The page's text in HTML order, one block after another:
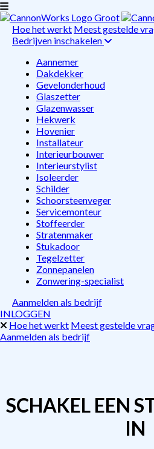
Hoe het werkt Meest gestelde
Bedrijven inschakelen
Aannemer
Dakdekker
Gevelonderhoud
Glaszetter
Glazenwasser
Hekwerk
Hovenier
Installateur
Interieurbouwer
Interieurstylist
Isoleerder
Schilder
Schoorsteenveger
Servicemonteur
Stoffeerder
Stratenmaker
Stukadoor
Tegelzetter
Zonnepanelen
Zonwering-specialist
Aanmelden als bedrijf
INLOGGEN
Hoe het werkt Meest gestelde
Aanmelden als bedrijf
SCHAKEL EEN
IN